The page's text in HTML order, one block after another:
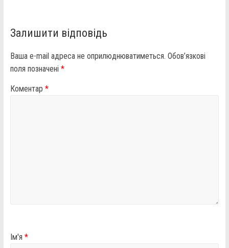
Залишити відповідь
Ваша e-mail адреса не оприлюднюватиметься. Обов’язкові
поля позначені *
Коментар *
Ім'я *